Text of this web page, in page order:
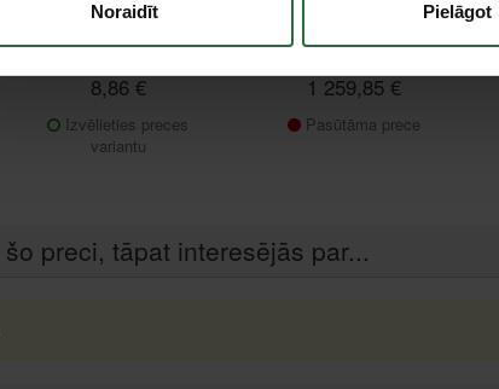
Noraidīt Pielāgot
SuperPolish GERD
8,86 €
Izvēlieties preces
variantu
UWER 15/40 A-SI D19
1 259,85 €
Pasūtāma prece
preci, tāpat interesējās par...